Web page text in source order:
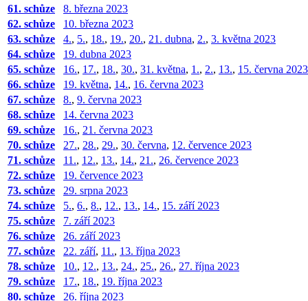
61. schůze
8. března 2023
62. schůze
10. března 2023
63. schůze
4., 5., 18., 19., 20., 21. dubna, 2., 3. května 2023
64. schůze
19. dubna 2023
65. schůze
16., 17., 18., 30., 31. května, 1., 2., 13., 15. června 2023
66. schůze
19. května, 14., 16. června 2023
67. schůze
8., 9. června 2023
68. schůze
14. června 2023
69. schůze
16., 21. června 2023
70. schůze
27., 28., 29., 30. června, 12. července 2023
71. schůze
11., 12., 13., 14., 21., 26. července 2023
72. schůze
19. července 2023
73. schůze
29. srpna 2023
74. schůze
5., 6., 8., 12., 13., 14., 15. září 2023
75. schůze
7. září 2023
76. schůze
26. září 2023
77. schůze
22. září, 11., 13. října 2023
78. schůze
10., 12., 13., 24., 25., 26., 27. října 2023
79. schůze
17., 18., 19. října 2023
80. schůze
26. října 2023